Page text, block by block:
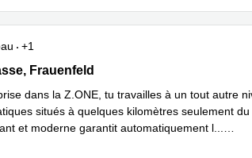
+1
95, Frauenfeld
Frauenfeld
dans la Z.ONE, tu travailles à un tout autre
situés à quelques kilomètres seulement
et moderne garantit automatiquement l